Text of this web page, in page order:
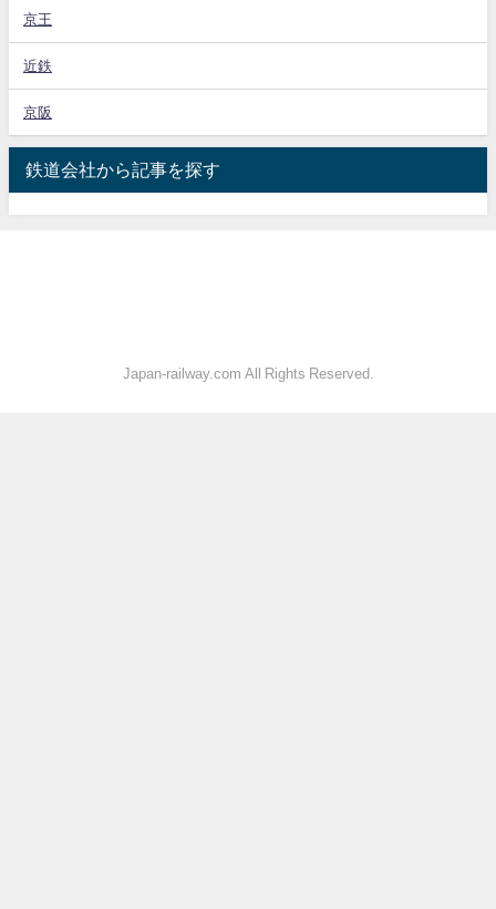
京王
近鉄
京阪
鉄道会社から記事を探す
Japan-railway.com All Rights Reserved.